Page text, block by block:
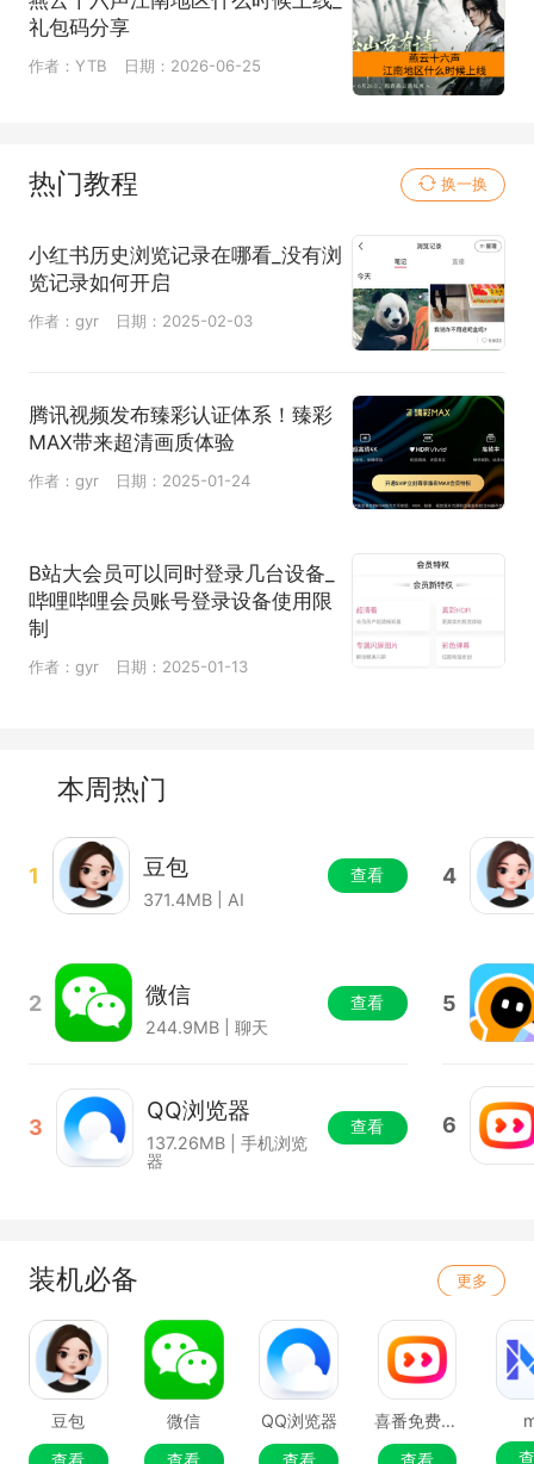
礼包码分享
作者：YTB 日期：2026-06-25
热门教程 换一换
小红书历史浏览记录在哪看_没有浏
览记录如何开启
作者：gyr 日期：2025-02-03
腾讯视频发布臻彩认证体系！臻彩
MAX带来超清画质体验
作者：gyr 日期：2025-01-24
B站大会员可以同时登录几台设备_
哔哩哔哩会员账号登录设备使用限
制
作者：gyr 日期：2025-01-13
本周热门
1 豆包
371.4MB | AI
查看
2 微信
244.9MB | 聊天
查看
3
QQ浏览器
137.26MB | 手机浏览
器
查看
4
5
6
装机必备 更多
豆包
查看
微信
查看
QQ浏览器
查看
喜番免费短剧
查看